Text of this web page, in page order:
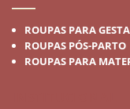
ROUPAS PARA
ROUPAS PÓS-PARTO
ROUPAS PARA